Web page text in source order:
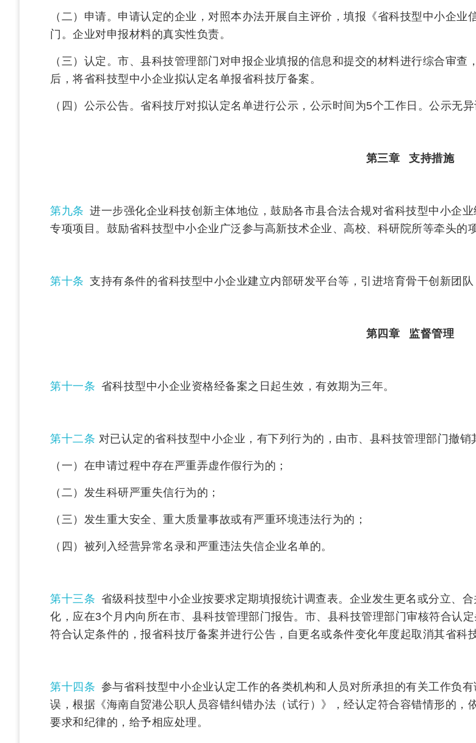
（二）申请。申请认定的企业，对照本办法开展自主评价，填报《省科技型中小企
门。企业对申报材料的真实性负责。
（三）认定。市、县科技管理部门对申报企业填报的信息和提交的材料进行综合审
后，将省科技型中小企业拟认定名单报省科技厅备案。
（四）公示公告。省科技厅对拟认定名单进行公示，公示时间为5个工作日。公示无
第三章 支持措施
第九条 进一步强化企业科技创新主体地位，鼓励各市县合法合规对省科技型中小企
专项项目。鼓励省科技型中小企业广泛参与高新技术企业、高校、科研院所等牵头的
第十条 支持有条件的省科技型中小企业建立内部研发平台等，引进培育骨干创新团队
第四章 监督管理
第十一条 省科技型中小企业资格经备案之日起生效，有效期为三年。
第十二条 对已认定的省科技型中小企业，有下列行为的，由市、县科技管理部门撤
（一）在申请过程中存在严重弄虚作假行为的；
（二）发生科研严重失信行为的；
（三）发生重大安全、重大质量事故或有严重环境违法行为的；
（四）被列入经营异常名录和严重违法失信企业名单的。
第十三条 省级科技型中小企业按要求定期填报统计调查表。企业发生更名或分立、
化，应在3个月内向所在市、县科技管理部门报告。市、县科技管理部门审核符合认
符合认定条件的，报省科技厅备案并进行公告，自更名或条件变化年度起取消其省科
第十四条 参与省科技型中小企业认定工作的各类机构和人员对所承担的有关工作负
误，根据《海南自贸港公职人员容错纠错办法（试行）》，经认定符合容错情形的
要求和纪律的，给予相应处理。